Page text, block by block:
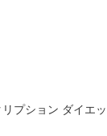
プション ダイエッ